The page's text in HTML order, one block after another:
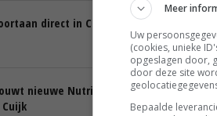
direct in China te
nieuwe Nutricia-
Meer
Uw
(cookies, unieke
opgeslagen door,
door deze site
Bepaalde